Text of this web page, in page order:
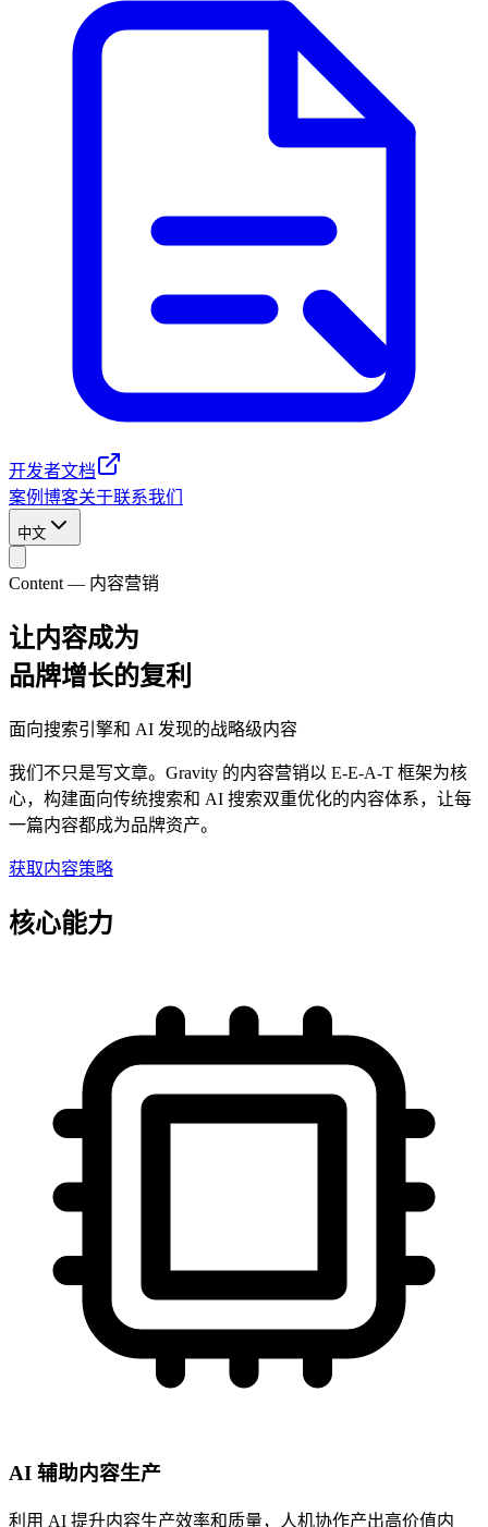
开发者文档
案例 博客关于联系我们
中文
Content — 内容营销
让内容成为
品牌增长的复利
面向搜索引擎和 AI 发现的战略级内容
我们不只是写文章。Gravity 的内容营销以 E-E-A-T 框架为核
心，构建面向传统搜索和 AI 搜索双重优化的内容体系，让每
一篇内容都成为品牌资产。
获取内容策略
核心能力
AI 辅助内容生产
利用 AI 提升内容生产效率和质量，人机协作产出高价值内